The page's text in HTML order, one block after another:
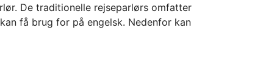
De traditionelle rejseparlørs omfatter
få brug for på engelsk. Nedenfor kan